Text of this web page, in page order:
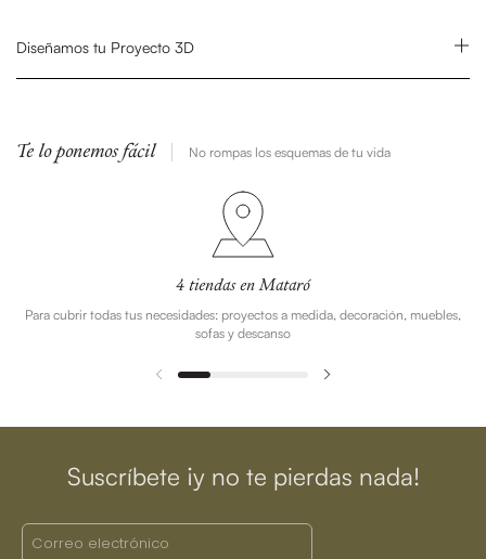
Diseñamos tu Proyecto 3D
Te lo ponemos fácil No rompas los esquemas de tu vida
4 tiendas en Mataró
Para cubrir todas tus necesidades: proyectos a medida, decoración, muebles,
sofas y descanso
Suscríbete ¡y no te pierdas nada!